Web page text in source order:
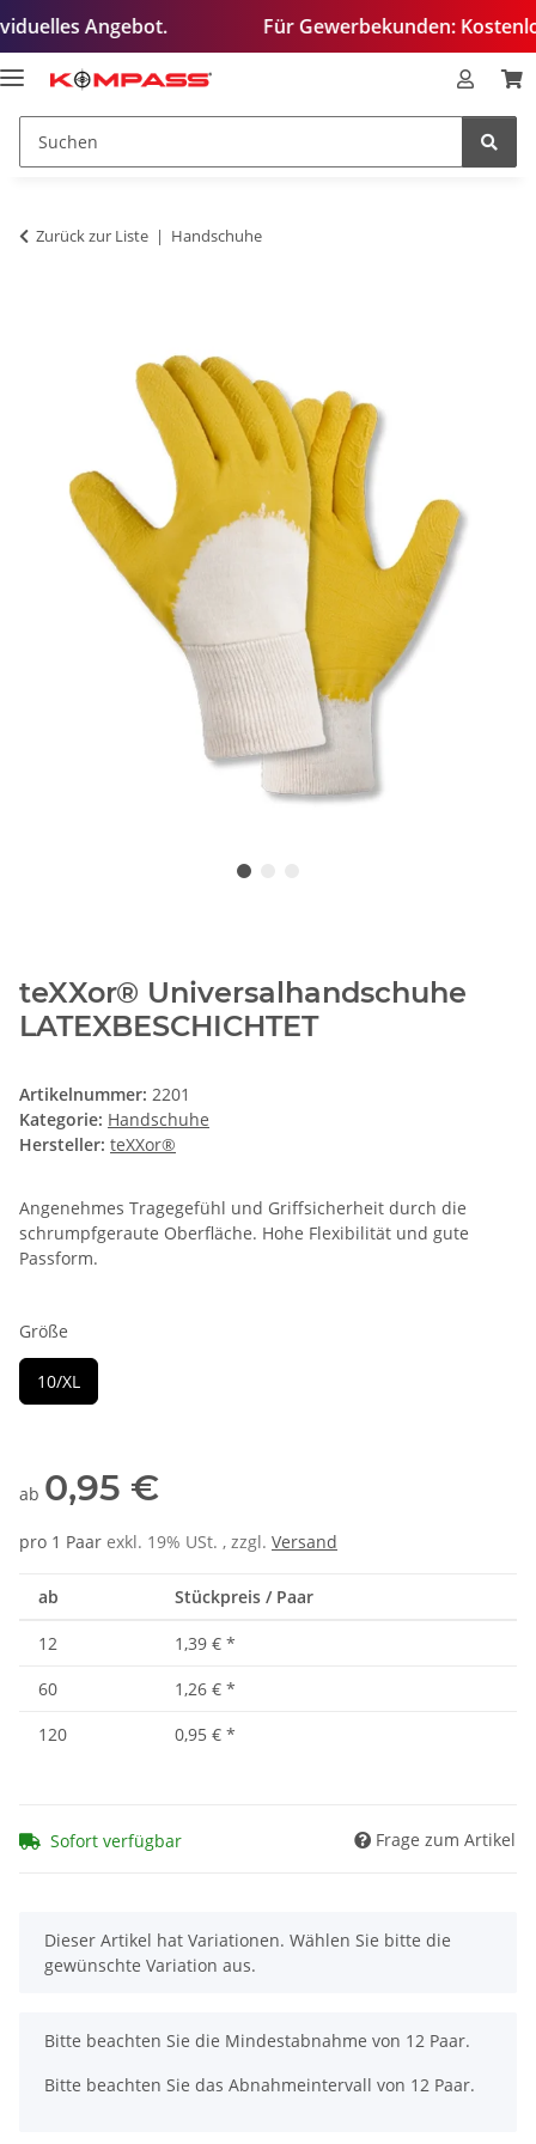
Angebot. Für Gewerbekunden: Kostenloses
Zurück zur Liste Handschuhe
teXXor® Universalhandschuhe
LATEXBESCHICHTET
Artikelnummer: 2201
Kategorie: Handschuhe
Hersteller: teXXor®
Angenehmes Tragegefühl und Griffsicherheit durch die
schrumpfgeraute Oberfläche. Hohe Flexibilität und gute
Passform.
Größe
10/XL
ab 0,95 €
pro 1 Paar exkl. 19% USt. , zzgl. Versand
ab Stückpreis / Paar
12 1,39 € *
60
1,26 € *
120
0,95 € *
Sofort verfügbar Frage zum Artikel
x
Dieser Artikel hat Variationen. Wählen Sie bitte die
gewünschte Variation aus.
x
Bitte beachten Sie die Mindestabnahme von 12 Paar.
Bitte beachten Sie das Abnahmeintervall von 12 Paar.